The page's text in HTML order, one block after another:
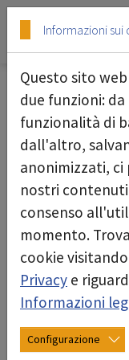
Skip to main
Skip to page footer
safety:
pericolose
Il futuro della
per la
Lavorare con
fibre minerali
(PCB),
policiclici
(PCP), piombo,
costruzione
muffe richiede i
Informazioni sui
Questo sito
due funzioni:
funzionalità di
dall'altro,
anonimizzati,
nostri
consenso
momento.
cookie
Privacy e
Informazioni
Configurazione